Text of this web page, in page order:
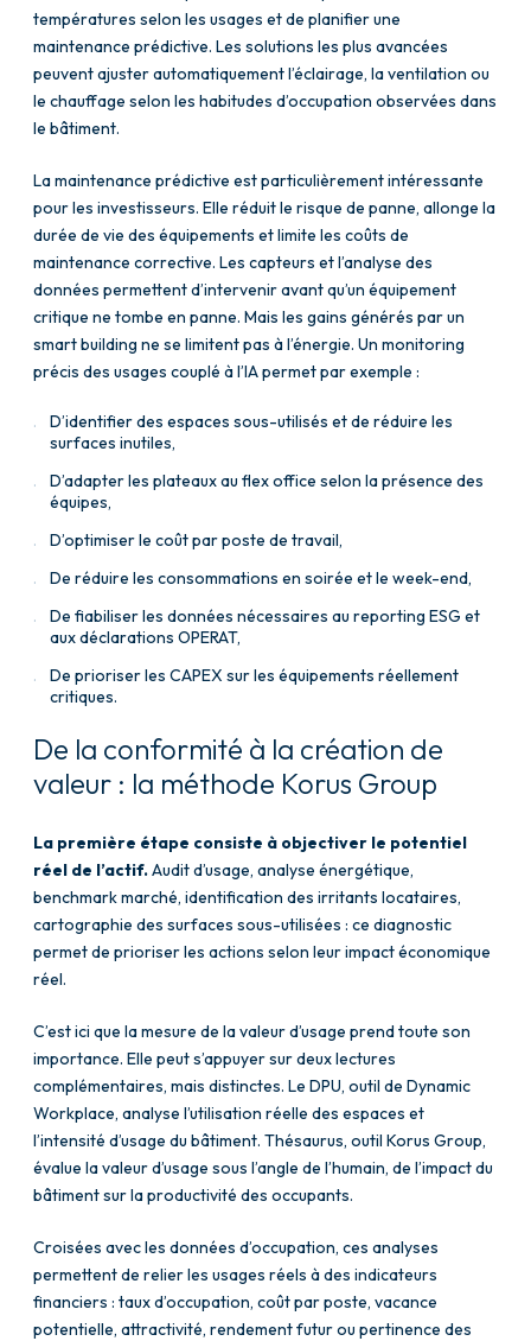
températures selon les usages et de planifier une
maintenance prédictive. Les solutions les plus avancées
peuvent ajuster automatiquement l’éclairage, la ventilation ou
le chauffage selon les habitudes d’occupation observées dans
le bâtiment.
La maintenance prédictive est particulièrement intéressante
pour les investisseurs. Elle réduit le risque de panne, allonge la
durée de vie des équipements et limite les coûts de
maintenance corrective. Les capteurs et l’analyse des
données permettent d’intervenir avant qu’un équipement
critique ne tombe en panne. Mais les gains générés par un
smart building ne se limitent pas à l’énergie. Un monitoring
précis des usages couplé à l’IA permet par exemple :
D’identifier des espaces sous-utilisés et de réduire les
surfaces inutiles,
D’adapter les plateaux au flex office selon la présence des
équipes,
D’optimiser le coût par poste de travail,
De réduire les consommations en soirée et le week-end,
De fiabiliser les données nécessaires au reporting ESG et
aux déclarations OPERAT,
De prioriser les CAPEX sur les équipements réellement
critiques.
De la conformité à la création de
valeur : la méthode Korus Group
La première étape consiste à objectiver le potentiel
réel de l’actif.Audit d’usage, analyse énergétique,
benchmark marché, identification des irritants locataires,
cartographie des surfaces sous-utilisées : ce diagnostic
permet de prioriser les actions selon leur impact économique
réel.
C’est ici que la mesure de la valeur d’usage prend toute son
importance. Elle peut s’appuyer sur deux lectures
complémentaires, mais distinctes. Le DPU, outil de Dynamic
Workplace, analyse l’utilisation réelle des espaces et
l’intensité d’usage du bâtiment. Thésaurus, outil Korus Group,
évalue la valeur d’usage sous l’angle de l’humain, de l’impact du
bâtiment sur la productivité des occupants.
Croisées avec les données d’occupation, ces analyses
permettent de relier les usages réels à des indicateurs
financiers : taux d’occupation, coût par poste, vacance
potentielle, attractivité, rendement futur ou pertinence des